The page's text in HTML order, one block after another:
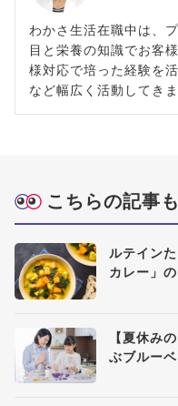
わかさ生活在職中は、
目と栄養の知識でお客
様対応で培った経験を
など幅広く活動してきま
こちらの記事
ルテイン
カレー」
【夏休み
ぶブルー